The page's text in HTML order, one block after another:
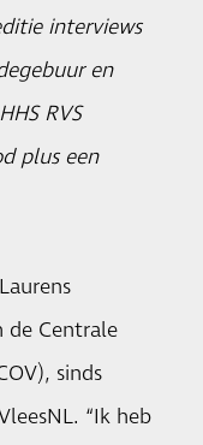
interviews
en
RVS
plus een
de Centrale
sinds
“Ik heb